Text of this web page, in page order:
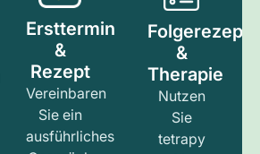
Ersttermin
&
Rezept
Vereinbaren
Sie ein
ausführliches
Folgerezept
&
Therapie
Nutzen
Sie
tetrapy